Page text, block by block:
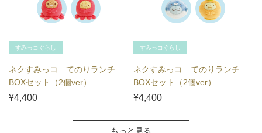
すみっコぐらし
ネクすみっコ てのりランチ
BOXセット（2個ver）
¥4,400
すみっコぐらし
ネクすみっコ てのりランチ
BOXセット（2個ver）
¥4,400
もっと見る